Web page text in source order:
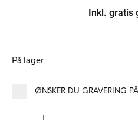
Inkl. gratis
På lager
ØNSKER DU GRAVERING